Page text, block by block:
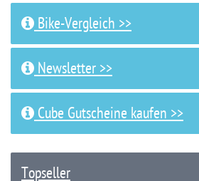
Bike-Vergleich >>
Newsletter >>
Cube Gutscheine kaufen >>
Topseller